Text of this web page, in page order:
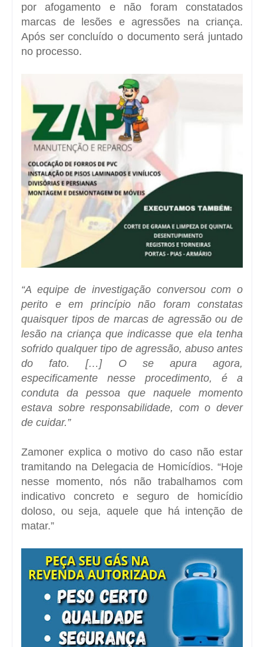
por afogamento e não foram constatados
marcas de lesões e agressões na criança.
Após ser concluído o documento será juntado
no processo.
“A equipe de investigação conversou com o
perito e em princípio não foram constatas
quaisquer tipos de marcas de agressão ou de
lesão na criança que indicasse que ela tenha
sofrido qualquer tipo de agressão, abuso antes
do fato. […] O se apura agora,
especificamente nesse procedimento, é a
conduta da pessoa que naquele momento
estava sobre responsabilidade, com o dever
de cuidar.”
Zamoner explica o motivo do caso não estar
tramitando na Delegacia de Homicídios. “Hoje
nesse momento, nós não trabalhamos com
indicativo concreto e seguro de homicídio
doloso, ou seja, aquele que há intenção de
matar.”